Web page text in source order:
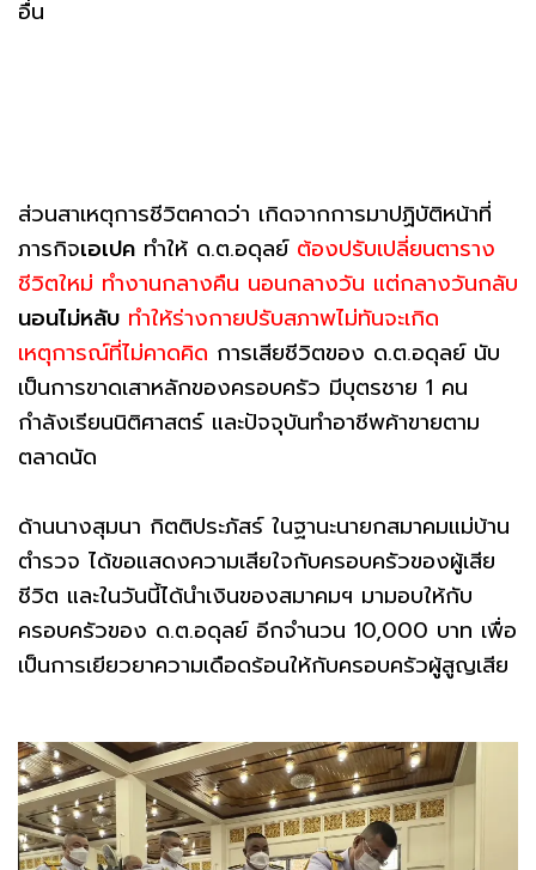
อื่น
ส่วนสาเหตุการชีวิตคาดว่า เกิดจากการมาปฏิบัติหน้าที่
ภารกิจเอเปค ทำให้ ด.ต.อดุลย์ ต้องปรับเปลี่ยนตาราง
ชีวิตใหม่ ทำงานกลางคืน นอนกลางวัน แต่กลางวันกลับ
นอนไม่หลับ ทำให้ร่างกายปรับสภาพไม่ทันจะเกิด
เหตุการณ์ที่ไม่คาดคิด การเสียชีวิตของ ด.ต.อดุลย์ นับ
เป็นการขาดเสาหลักของครอบครัว มีบุตรชาย 1 คน
กำลังเรียนนิติศาสตร์ และปัจจุบันทำอาชีพค้าขายตาม
ตลาดนัด
ด้านนางสุมนา กิตติประภัสร์ ในฐานะนายกสมาคมแม่บ้าน
ตำรวจ ได้ขอแสดงความเสียใจกับครอบครัวของผู้เสีย
ชีวิต และในวันนี้ได้นำเงินของสมาคมฯ มามอบให้กับ
ครอบครัวของ ด.ต.อดุลย์ อีกจำนวน 10,000 บาท เพื่อ
เป็นการเยียวยาความเดือดร้อนให้กับครอบครัวผู้สูญเสีย